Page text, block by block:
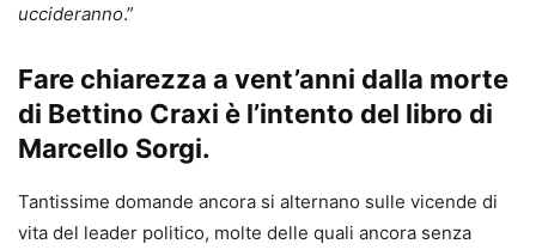
uccideranno.”
Fare chiarezza a vent’anni dalla morte
di Bettino Craxi è l’intento del libro di
Marcello Sorgi.
Tantissime domande ancora si alternano sulle vicende di
vita del leader politico, molte delle quali ancora senza